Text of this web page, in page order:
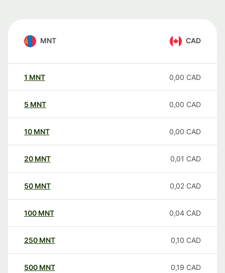
MNT CAD
1 MNT 0,00 CAD
5 MNT 0,00 CAD
10 MNT 0,00 CAD
20 MNT 0,01 CAD
50 MNT 0,02 CAD
100 MNT 0,04 CAD
250 MNT 0,10 CAD
500 MNT 0,19 CAD